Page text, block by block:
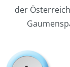
der